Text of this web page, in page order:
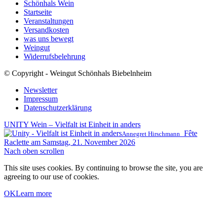
Schönhals Wein
Startseite
Veranstaltungen
Versandkosten
was uns bewegt
Weingut
Widerrufsbelehrung
© Copyright - Weingut Schönhals Biebelnheim
Newsletter
Impressum
Datenschutzerklärung
UNITY Wein – Vielfalt ist Einheit in anders
Annegret Hirschmann Fête
Raclette am Samstag, 21. November 2026
Nach oben scrollen
This site uses cookies. By continuing to browse the site, you are
agreeing to our use of cookies.
OKLearn more